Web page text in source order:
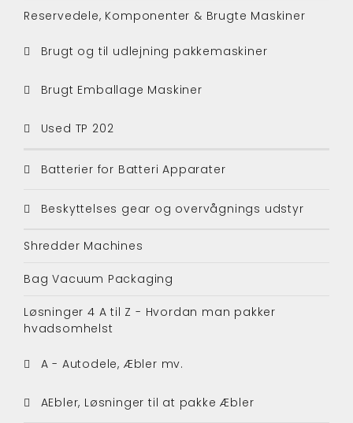
Reservedele, Komponenter & Brugte Maskiner
Brugt og til udlejning pakkemaskiner
Brugt Emballage Maskiner
Used TP 202
Batterier for Batteri Apparater
Beskyttelses gear og overvågnings udstyr
Shredder Machines
Bag Vacuum Packaging
Løsninger 4 A til Z - Hvordan man pakker
hvadsomhelst
A - Autodele, Æbler mv.
AEbler, Løsninger til at pakke Æbler